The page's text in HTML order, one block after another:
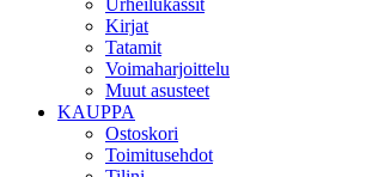
Urheilukassit
Kirjat
Tatamit
Voimaharjoittelu
Muut asusteet
KAUPPA
Ostoskori
Toimitusehdot